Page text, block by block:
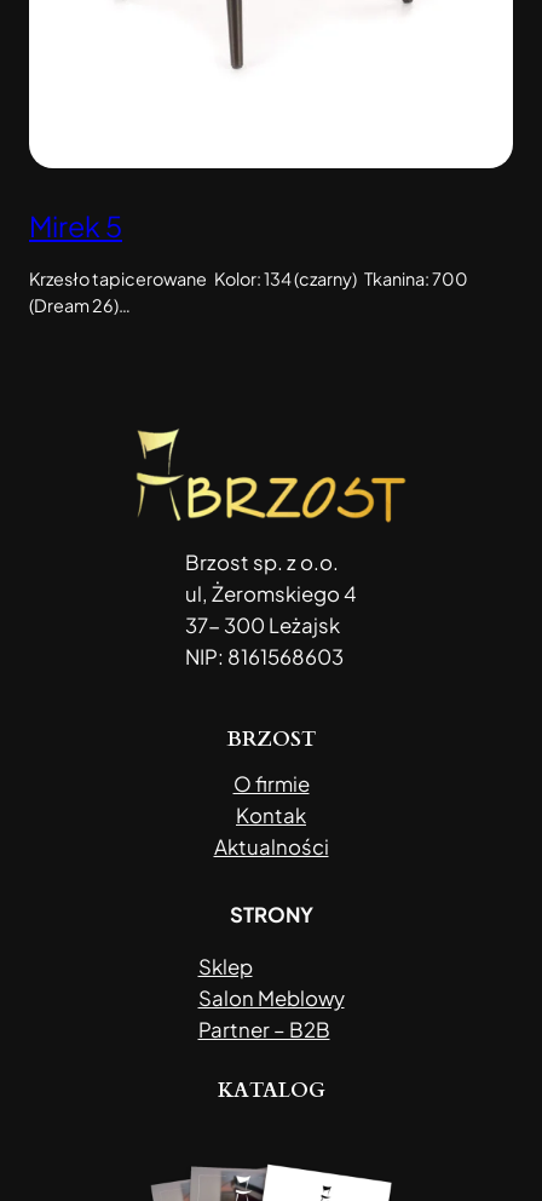
Mirek 5
Krzesło tapicerowane Kolor: 134 (czarny) Tkanina: 700
(Dream 26)…
Brzost sp. z o.o.
ul, Żeromskiego 4
37- 300 Leżajsk
NIP: 8161568603
BRZOST
O firmie
Kontak
Aktualności
STRONY
Sklep
Salon Meblowy
Partner – B2B
KATALOG